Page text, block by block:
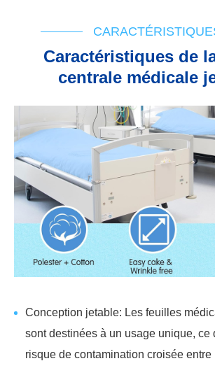
Caractéristiques de
centrale médicale
Conception jetable: Les feuilles
sont destinées à un usage unique, ce
risque de contamination croisée entre